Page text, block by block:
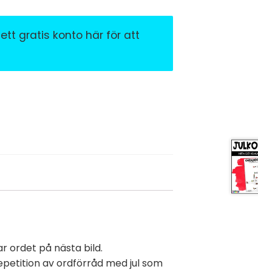
gratis konto här för att
ordet på nästa bild.
av ordförråd med jul som